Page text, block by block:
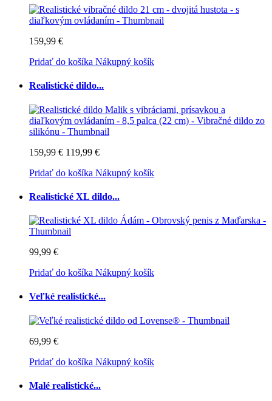
159,99 €
Pridať do košíka Nákupný košík
Realistické dildo...
159,99 € 119,99 €
Pridať do košíka Nákupný košík
Realistické XL dildo...
99,99 €
Pridať do košíka Nákupný košík
Veľké realistické...
69,99 €
Pridať do košíka Nákupný košík
Malé realistické...